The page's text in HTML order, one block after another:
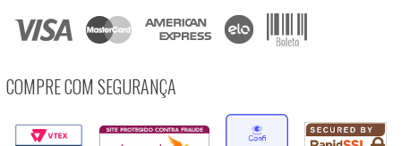
COMPRE COM SEGURANÇA